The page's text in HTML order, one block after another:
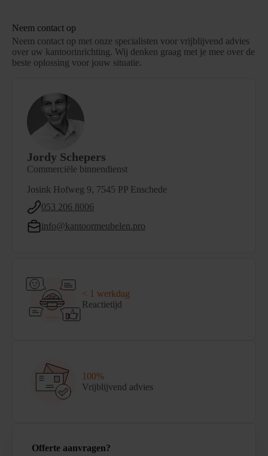
Neem contact op
Neem contact op met onze specialisten voor vrijblijvend advies
over uw kantoorinrichting. Wij denken graag met je mee over de
beste oplossing voor jouw situatie.
Jordy Schepers
Commerciële binnendienst
Josink Hofweg 9, 7545 PP Enschede
053 206 8006
info@kantoormeubelen.pro
< 1 werkdag
Reactietijd
100%
Vrijblijvend advies
Offerte aanvragen?